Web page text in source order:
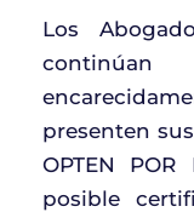
Los
presenten
OPTEN
posible